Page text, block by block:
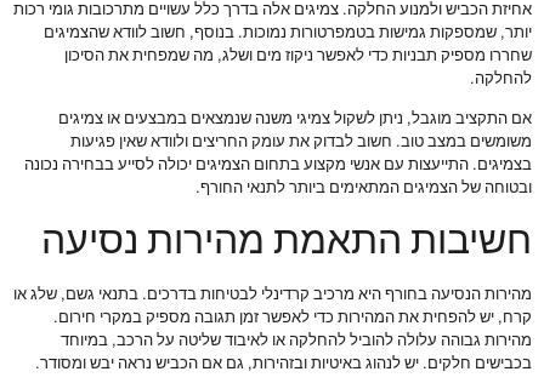
אחיזת הכביש ולמנוע החלקה. צמיגים אלה בדרך כלל עשויים מתרכובות גומי רכות
יותר, שמספקות גמישות בטמפרטורות נמוכות. בנוסף, חשוב לוודא שהצמיגים
שחררו מספיק תבניות כדי לאפשר ניקוז מים ושלג, מה שמפחית את הסיכון
להחלקה.
אם התקציב מוגבל, ניתן לשקול צמיגי משנה שנמצאים במבצעים או צמיגים
משומשים במצב טוב. חשוב לבדוק את עומק החריצים ולוודא שאין פגיעות
בצמיגים. התייעצות עם אנשי מקצוע בתחום הצמיגים יכולה לסייע בבחירה נכונה
ובטוחה של הצמיגים המתאימים ביותר לתנאי החורף.
חשיבות התאמת מהירות נסיעה
מהירות הנסיעה בחורף היא מרכיב קרדינלי לבטיחות בדרכים. בתנאי גשם, שלג או
קרח, יש להפחית את המהירות כדי לאפשר זמן תגובה מספיק במקרי חירום.
מהירות גבוהה עלולה להוביל להחלקה או לאיבוד שליטה על הרכב, במיוחד
בכבישים חלקים. יש לנהוג באיטיות ובזהירות, גם אם הכביש נראה יבש ומסודר.